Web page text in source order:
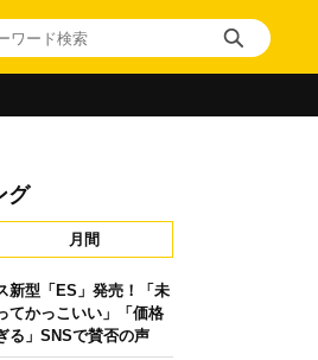
グ
月間
新型「ES」発売！「未
てかっこいい」「価格
る」SNSで賛否の声